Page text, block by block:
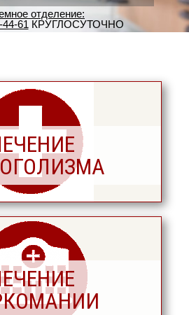
отделение:
61 КРУГЛОСУТОЧНО